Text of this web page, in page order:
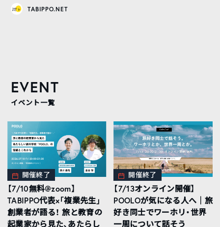
TABIPPO.NET
EVENT
イベント一覧
開催終了
【7/10無料@zoom】
TABIPPO代表×「複業先生」
創業者が語る！ 旅と教育の
起業家から見た、あたらし
開催終了
【7/13オンライン開催】
POOLOが気になる人へ｜旅
好き同士でワーホリ・世界
一周について話そう